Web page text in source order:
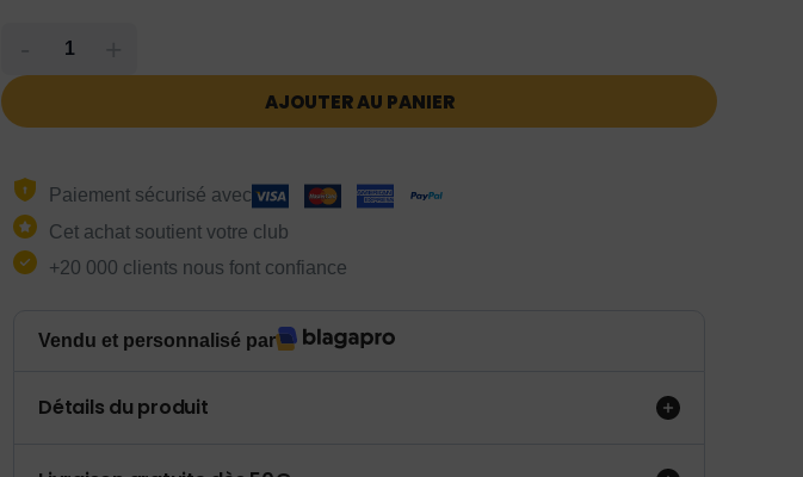
AJOUTER AU PANIER
Paiement sécurisé avec
Cet achat soutient votre club
+20 000 clients nous font confiance
Vendu et personnalisé par
Détails du produit